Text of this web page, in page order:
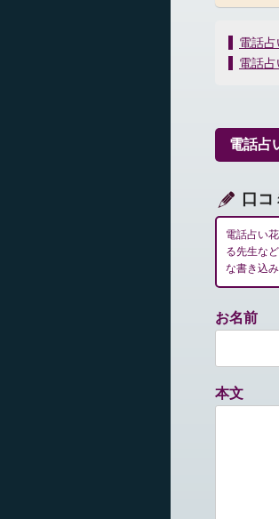
投
稿
ー
シ
ン
電話
電話
電話占
口
電話占い
る先生な
な書き込
お名前
本文